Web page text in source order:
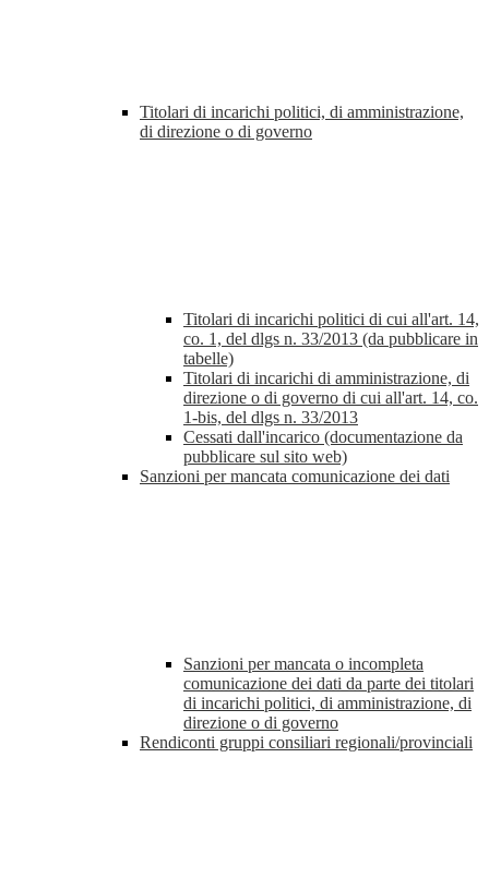
Titolari di incarichi politici, di amministrazione,
di direzione o di governo
Titolari di incarichi politici di cui all'art. 14,
co. 1, del dlgs n. 33/2013 (da pubblicare in
tabelle)
Titolari di incarichi di amministrazione, di
direzione o di governo di cui all'art. 14, co.
1-bis, del dlgs n. 33/2013
Cessati dall'incarico (documentazione da
pubblicare sul sito web)
Sanzioni per mancata comunicazione dei dati
Sanzioni per mancata o incompleta
comunicazione dei dati da parte dei titolari
di incarichi politici, di amministrazione, di
direzione o di governo
Rendiconti gruppi consiliari regionali/provinciali